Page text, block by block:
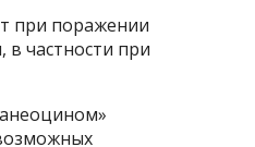
при поражении
в частности при